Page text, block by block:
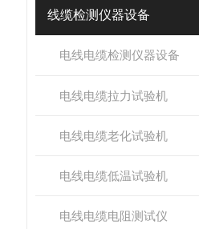
线缆检测仪器设备
电线电缆检测仪器设备
电线电缆拉力试验机
电线电缆老化试验机
电线电缆低温试验机
电线电缆电阻测试仪